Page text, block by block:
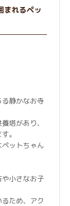
まれるペッ
静かなお寺
塔があり、
。
ットちゃん
小さなお子
ため、アク